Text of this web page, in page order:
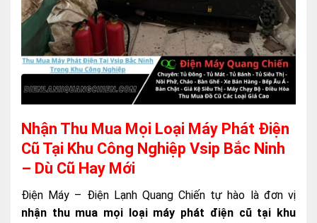
Nhận Thu Mua Mọi Loại Máy Phát Điện
Cũ Tại Khu Công Nghiệp Vsip Bắc Ninh
– Dù Cũ Hay Mới
Điện Máy – Điện Lạnh Quang Chiến tự hào là đơn vị
nhận thu mua mọi loại máy phát điện cũ tại khu